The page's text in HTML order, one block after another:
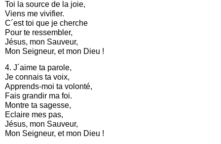
Toi la source de la joie,
Viens me vivifier.
C´est toi que je cherche
Pour te ressembler,
Jésus, mon Sauveur,
Mon Seigneur, et mon Dieu !
4. J´aime ta parole,
Je connais ta voix,
Apprends-moi ta volonté,
Fais grandir ma foi.
Montre ta sagesse,
Eclaire mes pas,
Jésus, mon Sauveur,
Mon Seigneur, et mon Dieu !